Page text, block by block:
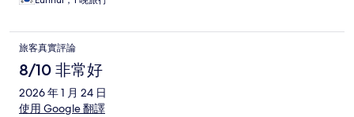
旅客真實評論
8/10 非常好
2026 年 1 月 24 日
使用 Google 翻譯